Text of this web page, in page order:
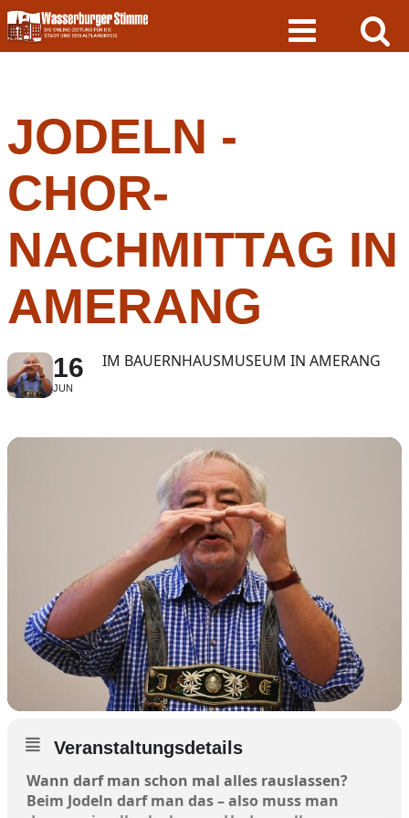
Skip
to
content
JODELN -
CHOR-
NACHMITTAG IN
AMERANG
16
JUN
IM BAUERNHAUSMUSEUM IN AMERANG
Veranstaltungsdetails
Wann darf man schon mal alles rauslassen?
Beim Jodeln darf man das – also muss man